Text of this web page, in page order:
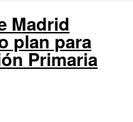
Madrid
plan para
Primaria